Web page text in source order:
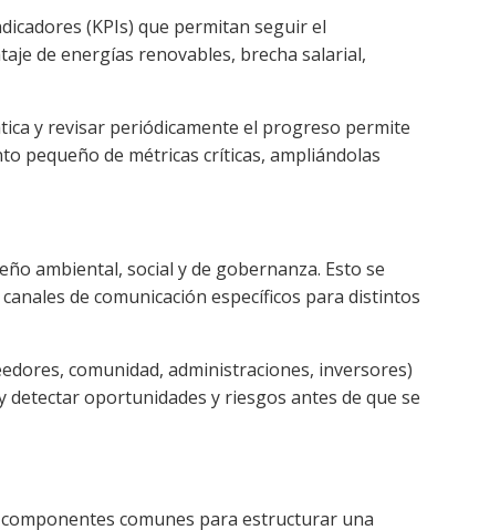
(KPIs) que permitan seguir el
de energías renovables, brecha salarial,
y revisar periódicamente el progreso permite
pequeño de métricas críticas, ampliándolas
ambiental, social y de gobernanza. Esto se
de comunicación específicos para distintos
comunidad, administraciones, inversores)
oportunidades y riesgos antes de que se
comunes para estructurar una